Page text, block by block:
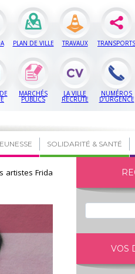
PLAN DE VILLE TRAVAUX TRANSPORTS
MARCHÉS
PUBLICS
LA VILLE
RECRUTE
NUMÉROS
D’URGENCE
SOLIDARITÉ & SANTÉ
artistes Frida
VOS